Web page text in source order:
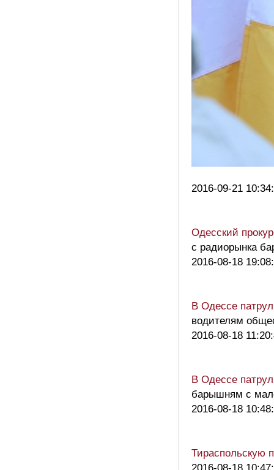
2016-09-21
Одесский
с радиорынка
2016-08-18
В Одессе
водителям
2016-08-18
В Одессе
барышням с
2016-08-18
Тираспольскую
2016-08-18